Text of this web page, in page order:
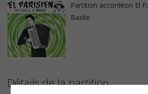
Partition accordéon El
Basile.
Détails de la partition